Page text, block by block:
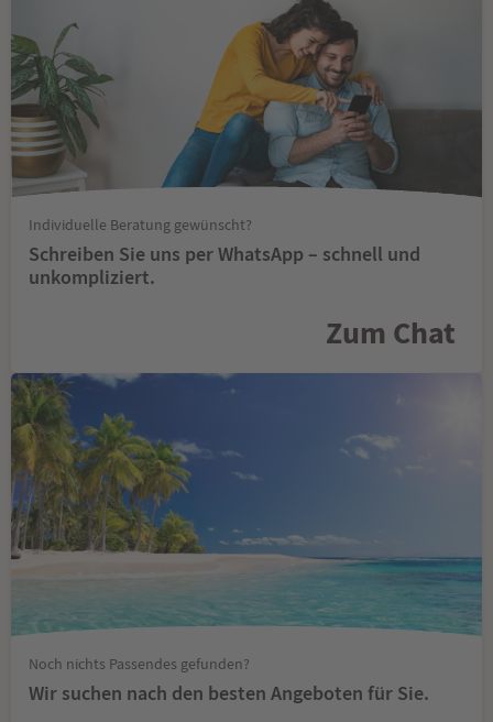
Individuelle Beratung gewünscht?
Schreiben Sie uns per WhatsApp – schnell und
unkompliziert.
Zum Chat
Noch nichts Passendes gefunden?
Wir suchen nach den besten Angeboten für Sie.